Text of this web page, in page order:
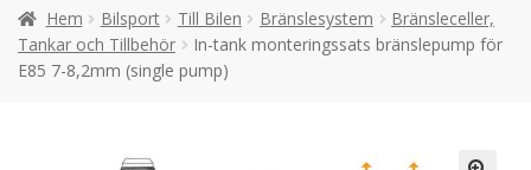
Racewear
Hem Bilsport Till Bilen Bränslesystem
Bränsleceller,
Tankar och Tillbehör
In-tank monteringssats bränslepump för
E85 7-8,2mm (single pump)